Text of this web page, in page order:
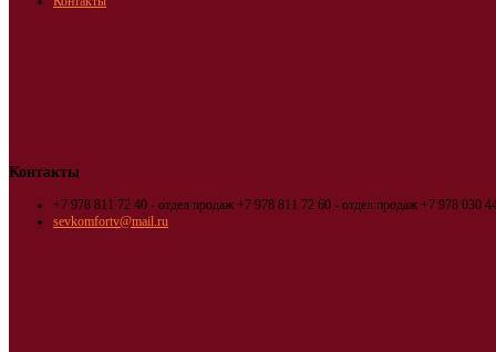
Контакты
+7 978 811 72 40 - отдел продаж +7 978 811 72 60 - отдел продаж +7 978 030
sevkomfortv@mail.ru